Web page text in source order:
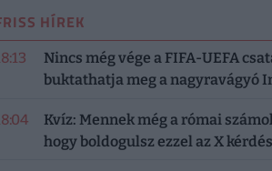
HÍREK
Nincs még vége a FIFA-UEFA
buktathatja meg a nagyravágyó
Kvíz: Mennek még a római
hogy boldogulsz ezzel az X